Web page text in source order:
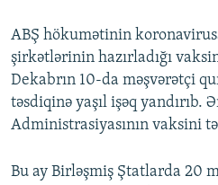
ABŞ hökumətinin
şirkətlərinin hazırladığı
Dekabrın 10-da məşvərətçi
təsdiqinə yaşıl işəq yandırıb.
Administrasiyasının vaksini
Bu ay Birləşmiş Ştatlarda 20